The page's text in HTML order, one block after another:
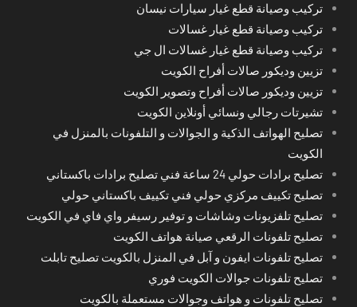
تركيب وصيانة قطع غيار سيارات نيسان
تركيب وصيانة قطع غيار غسالات
تركيب وصيانة قطع غيار غسالات ال جي
تزيين وديكور صالات أفراح الكويت
تزيين وديكور صالات أفراح وتصوير الكويت
تشيرتات رجالي ونسائي أونلاين الكويت
تصليح الهواتف الذكية و الجوالات و التلفونات بالمنزل في
الكويت
تصليح برادات حولي 24 ساعة فني تصليح برادات باكستاني
تصليح تكييف مركزي حولي فني تكييف باكستاني حولي
تصليح تلفزيونات وشاشات و توفير رسيفر واي فاي في الكويت
تصليح تلفونات الرقعي صيانة هواتف الكويت
تصليح تلفونات ايفون و آبل في المنزل بالكويت تصليح تابلت
تصليح تلفونات جوالات الكويت فوري
تصليح تلفونات و هواتف وجوالات مستعملة بالكويت